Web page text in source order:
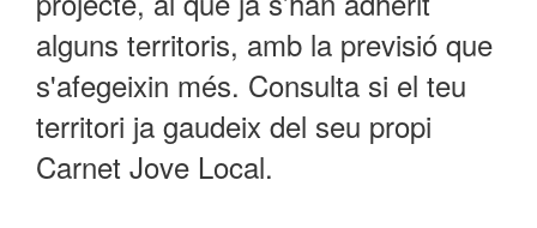
alguns territoris, amb la previsió que
s'afegeixin més. Consulta si el teu
territori ja gaudeix del seu propi
Carnet Jove Local.